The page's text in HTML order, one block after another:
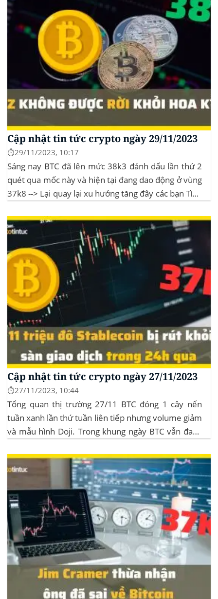
Cập nhật tin tức crypto ngày 29/11/2023
⏱️29/11/2023, 10:17
Sáng nay BTC đã lên mức 38k3 đánh dấu lần thứ 2
quét qua mốc này và hiện tại đang dao động ở vùng
37k8 --> Lại quay lại xu hướng tăng đây các bạn Tình
một nửa Bitcoin làm...
Cập nhật tin tức crypto ngày 27/11/2023
⏱️27/11/2023, 10:44
Tổng quan thị trường 27/11 BTC đóng 1 cây nến
tuần xanh lần thứ tuần liên tiếp nhưng volume giảm
và mẫu hình Doji. Trong khung ngày BTC vẫn đang
triệu đô Stablecoin bị rút khỏi các sàn giao dịch...